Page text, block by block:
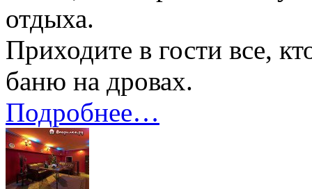
отдыха.
Приходите в гости все,
баню на дровах.
Подробнее…